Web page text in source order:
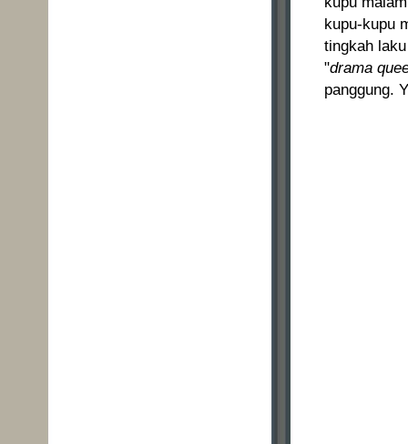
kupu-kupu
tingkah
"drama
panggung.